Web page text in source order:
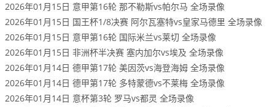
2026年01月15日 意甲第16轮 那不勒斯vs帕尔马 全场录像
2026年01月15日 国王杯1/8决赛 阿尔瓦塞特vs皇家马德里 全场录像
2026年01月15日 意甲第16轮 国际米兰vs莱切 全场录像
2026年01月15日 非洲杯半决赛 塞内加尔vs埃及 全场录像
2026年01月14日 德甲第17轮 美因茨vs海登海姆 全场录像
2026年01月14日 德甲第17轮 多特蒙德vs不莱梅 全场录像
2026年01月14日 意杯第3轮 罗马vs都灵 全场录像